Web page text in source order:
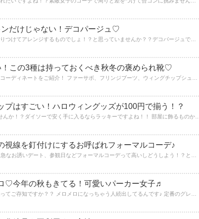
だけじゃない！デコパージュ♡
！この3種は持っておくべき秋冬の褒められ靴♡
プはすごい！ハロウィングッズが100円で揃う！？
視線を釘付けにするお呼ばれフォーマルコーデ♪
♡今年の秋もきてる！可愛いパーカー女子♬